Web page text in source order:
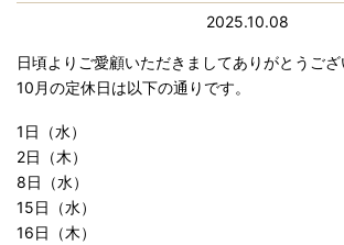
2025.10.08
日頃よりご愛顧いただきましてありがとうござ
10月の定休日は以下の通りです。
1日（水）
2日（木）
8日（水）
15日（水）
16日（木）